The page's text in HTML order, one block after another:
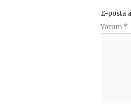
E-posta
Yorum *